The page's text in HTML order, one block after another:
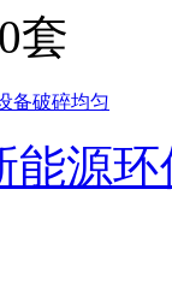
套
备破碎均匀
能源